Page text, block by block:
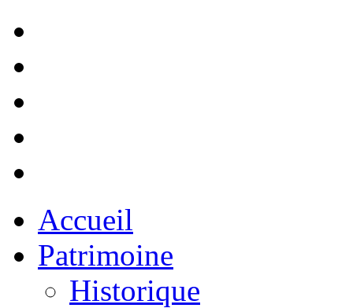
Accueil
Patrimoine
Historique